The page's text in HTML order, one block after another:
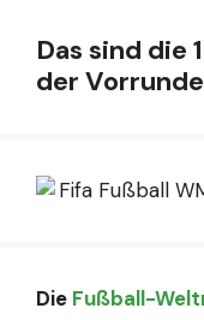
Das sind die
der Vorrunde
Die Fußball-